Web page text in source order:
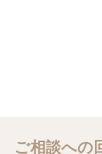
ご相談への